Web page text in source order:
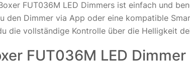
FUT036M LED Dimmers ist einfach und
den Dimmer via App oder eine kompatible
die vollständige Kontrolle über die Helligkeit
FUT036M LED